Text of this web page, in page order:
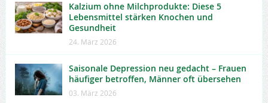
Kalzium ohne Milchprodukte: Diese 5
Lebensmittel stärken Knochen und
Gesundheit
24. März 2026
Saisonale Depression neu gedacht – Frauen
häufiger betroffen, Männer oft übersehen
03. März 2026